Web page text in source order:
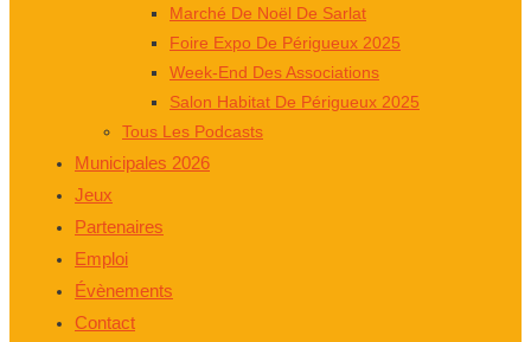
Marché De Noël De Sarlat
Foire Expo De Périgueux 2025
Week-End Des Associations
Salon Habitat De Périgueux 2025
Tous Les Podcasts
Municipales 2026
Jeux
Partenaires
Emploi
Évènements
Contact